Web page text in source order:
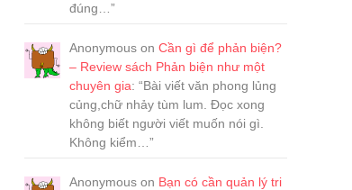
đúng…”
Anonymous on Cần gì để phản biện?
– Review sách Phản biện như một
chuyên gia: “Bài viết văn phong lủng
củng,chữ nhảy tùm lum. Đọc xong
không biết người viết muốn nói gì.
Không kiểm… ”
Anonymous on Bạn có cần quản lý tri